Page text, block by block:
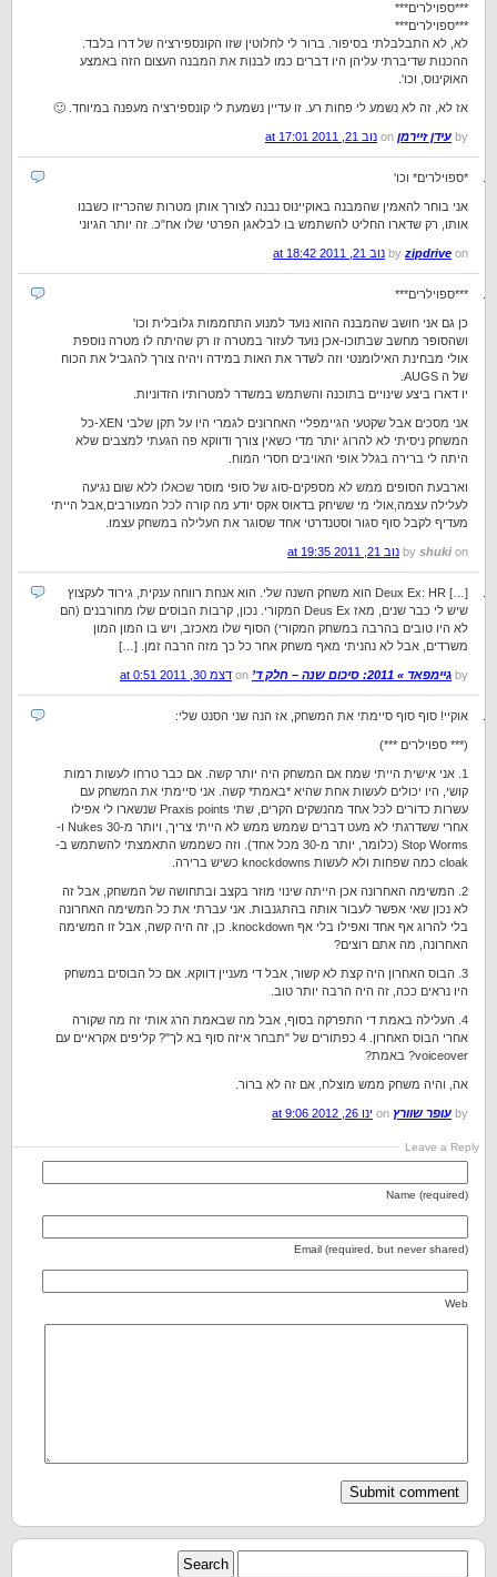
***ספוילרים***
***ספוילרים***
לא, לא התבלבלתי בסיפור. ברור לי לחלוטין שזו הקונספירציה של דרו בלבד.
ההכנות שדיברתי עליהן היו דברים כמו לבנות את המבנה העצום הזה באמצע
האוקינוס, וכו'.
אז לא, זה לא נשמע לי פחות רע. זו עדיין נשמעת לי קונספירציה מעפנה במיוחד. 🙂
by עידן זיירמן נוב 21, 2011 at 17:01
*ספוילרים* וכו'
אני בוחר להאמין שהמבנה באוקיינוס נבנה לצורך אותן מטרות שהכריזו כשבנו
אותו, רק שדארו החליט להשתמש בו לבלאגן הפרטי שלו אח"כ. זה יותר הגיוני
by zipdrive on נוב 21, 2011 at 18:42
***ספוילרים***
כן גם אני חושב שהמבנה ההוא נועד למנוע התחממות גלובלית וכו'
ושהסופר מחשב שבתוכו-אכן נועד לעזור במטרה זו רק שהיתה לו מטרה נוספת
אולי מבחינת האילומנטי וזה לשדר את האות במידה ויהיה צורך להגביל את הכוח
של ה AUGS.
יו דארו ביצע שינויים בתוכנה והשתמש במשדר למטרותיו הזדוניות.
אני מסכים אבל שקטעי הגיימפליי האחרונים לגמרי היו על תקן שלבי XEN-כל
המשחק ניסיתי לא להרוג יותר מדי כשאין צורך ודווקא פה הגעתי למצבים שלא
היתה לי ברירה בגלל אופי האויבים חסרי המוח.
וארבעת הסופים ממש לא מספקים-סוג של סופי מוסר שכאלו ללא שום נגיעה
לעלילה עצמה,אולי מי ששיחק בדאוס אקס יודע מה קורה לכל המעורבים,אבל הייתי
מעדיף לקבל סוף סגור וסטנדרטי אחד שסוגר את העלילה במשחק עצמו.
by shuki on נוב 21, 2011 at 19:35
[…] Deux Ex: HR הוא משחק השנה שלי. הוא אנחת רווחה ענקית, גירוד לעקצוץ
שיש לי כבר שנים, מאז Deus Ex המקורי. נכון, קרבות הבוסים שלו מחורבנים (הם
לא היו טובים בהרבה במשחק המקורי) הסוף שלו מאכזב, ויש בו המון המון
משרדים, אבל לא נהניתי מאף משחק אחר כל כך מזה הרבה זמן. […]
by גיימפאד » 2011: סיכום שנה – חלק ד’ דצמ 30, 2011 at 0:51
אוקיי! סוף סוף סיימתי את המשחק, אז הנה שני הסנט שלי:
(*** ספוילרים ***)
1. אני אישית הייתי שמח אם המשחק היה יותר קשה. אם כבר טרחו לעשות רמות
קושי, היו יכולים לעשות אחת שהיא *באמת* קשה. אני סיימתי את המשחק עם
עשרות כדורים לכל אחד מהנשקים הקרים, שתי Praxis points שנשארו לי אפילו
אחרי ששדרגתי לא מעט דברים שממש ממש לא הייתי צריך, ויותר מ-30 Nukes ו-
Stop Worms (כלומר, יותר מ-30 מכל אחד). וזה כשממש התאמצתי להשתמש ב-
cloak כמה שפחות ולא לעשות knockdowns כשיש ברירה.
2. המשימה האחרונה אכן הייתה שינוי מוזר בקצב ובתחושה של המשחק, אבל זה
לא נכון שאי אפשר לעבור אותה בהתגנבות. אני עברתי את כל המשימה האחרונה
בלי להרוג אף אחד ואפילו בלי אף knockdown. כן, זה היה קשה, אבל זו המשימה
האחרונה, מה אתם רוצים?
3. הבוס האחרון היה קצת לא קשור, אבל די מעניין דווקא. אם כל הבוסים במשחק
היו נראים ככה, זה היה הרבה יותר טוב.
4. העלילה באמת די התפרקה בסוף, אבל מה שבאמת הרג אותי זה מה שקורה
אחרי הבוס האחרון. 4 כפתורים של "תבחר איזה סוף בא לך"? קליפים אקראיים עם
voiceover? באמת?
אה, והיה משחק ממש מוצלח, אם זה לא ברור.
by עופר שוורץ ינו 26, 2012 at 9:06
Leave a Reply
Name (required)
Email (required, but never shared)
Web